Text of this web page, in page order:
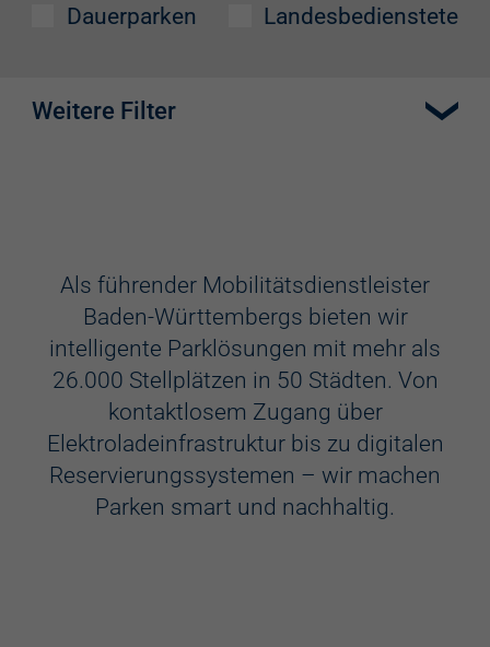
Dauerparken
Landesbedienstete
Weitere Filter
Aufzug
Videokameras
Schülerkunst
Behindertenstellplätze
Familienstellplätze
Als führender Mobilitätsdienstleister
Baden-Württembergs bieten wir
intelligente Parklösungen mit mehr als
26.000 Stellplätzen in 50 Städten. Von
kontaktlosem Zugang über
Elektroladeinfrastruktur bis zu digitalen
Reservierungssystemen – wir machen
Parken smart und nachhaltig.